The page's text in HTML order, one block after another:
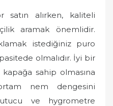
satın alırken, kaliteli
aramak önemlidir.
istediğiniz puro
olmalıdır. İyi bir
kapağa sahip olmasına
nem dengesini
ve hygrometre